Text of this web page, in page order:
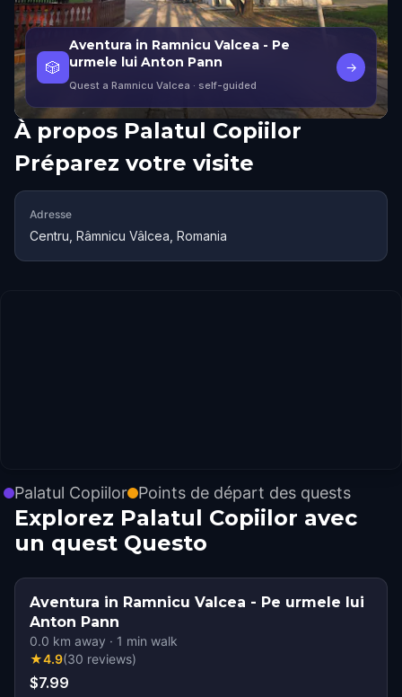
🎲
Aventura in Ramnicu Valcea - Pe
urmele lui Anton Pann
Quest a Ramnicu Valcea · self-guided
→
À propos Palatul Copiilor
Préparez votre visite
Adresse
Centru, Râmnicu Vâlcea, Romania
Palatul Copiilor Points de départ des quests
Explorez Palatul Copiilor avec
un quest Questo
Aventura in Ramnicu Valcea - Pe urmele lui
Anton Pann
0.0 km away · 1 min walk
★4.9(30 reviews)
$7.99